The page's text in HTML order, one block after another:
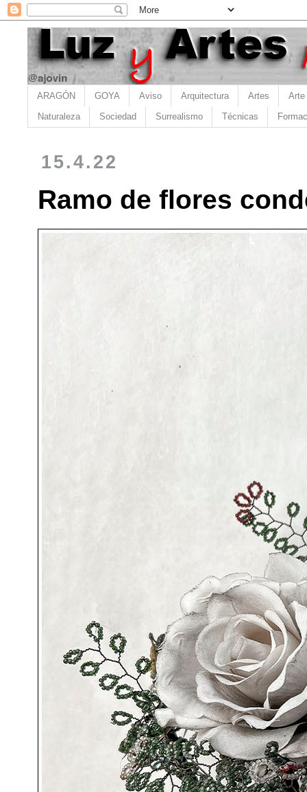
ARAGÓN GOYA Aviso Arquitectura Artes Arte
Naturaleza Sociedad Surrealismo Técnicas
15.4.22
Ramo de flores